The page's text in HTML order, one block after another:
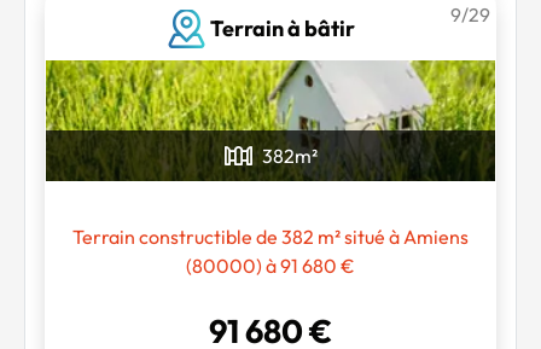
Terrain à bâtir
9/29
382m²
Terrain constructible de 382 m² situé à Amiens
(80000) à 91 680 €
91 680 €